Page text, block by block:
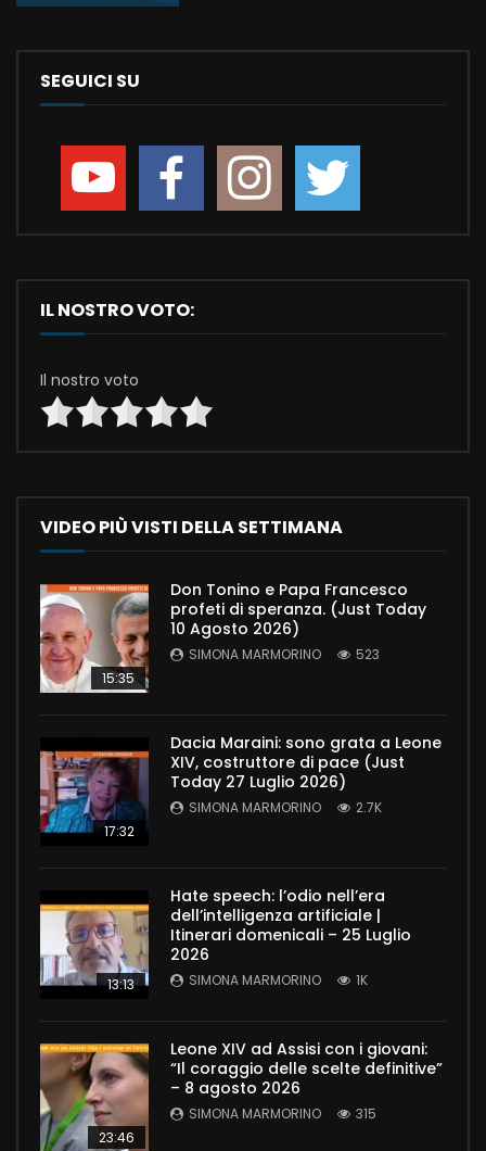
SEGUICI SU
IL NOSTRO VOTO:
Il nostro voto
VIDEO PIÙ VISTI DELLA SETTIMANA
15:35
Don Tonino e Papa Francesco
profeti di speranza. (Just Today
10 Agosto 2026)
SIMONA MARMORINO 523
17:32
Dacia Maraini: sono grata a Leone
XIV, costruttore di pace (Just
Today 27 Luglio 2026)
SIMONA MARMORINO 2.7K
13:13
Hate speech: l’odio nell’era
dell’intelligenza artificiale |
Itinerari domenicali – 25 Luglio
2026
SIMONA MARMORINO 1K
23:46
Leone XIV ad Assisi con i giovani:
“Il coraggio delle scelte definitive”
– 8 agosto 2026
SIMONA MARMORINO 315